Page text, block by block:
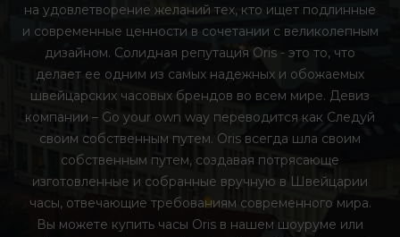
на удовлетворение желаний тех, кто ищет подлинные
и современные ценности в сочетании с великолепным
дизайном. Солидная репутация Oris - это то, что
делает ее одним из самых надежных и обожаемых
швейцарских часовых брендов во всем мире. Девиз
компании – Go your own way переводится как Следуй
своим собственным путем. Oris всегда шла своим
собственным путем, создавая потрясающе
изготовленные и собранные вручную в Швейцарии
часы, отвечающие требованиям современного мира.
Вы можете купить часы Oris в нашем шоуруме или